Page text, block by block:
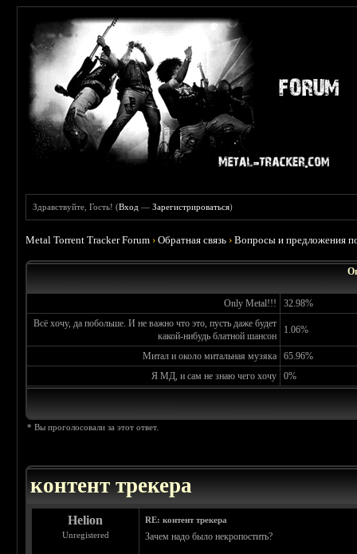
Здравствуйте, Гость! (Вход —Зарегистрироваться)
Metal Torrent Tracker Forum ›Обратная связь ›Вопросы и предложения
Only Metal!!!
32.98%
Всё хочу, да побольше. И не важно что это, пусть даже будет
какой-нибудь блатной шансон
1.06%
Митал и около митальная музяка
65.96%
Я МД, и сам не знаю чего хочу
0%
* Вы проголосовали за этот ответ.
контент трекера
Helion
Unregistered
RE: контент трекера
Зачем надо было некропостить?